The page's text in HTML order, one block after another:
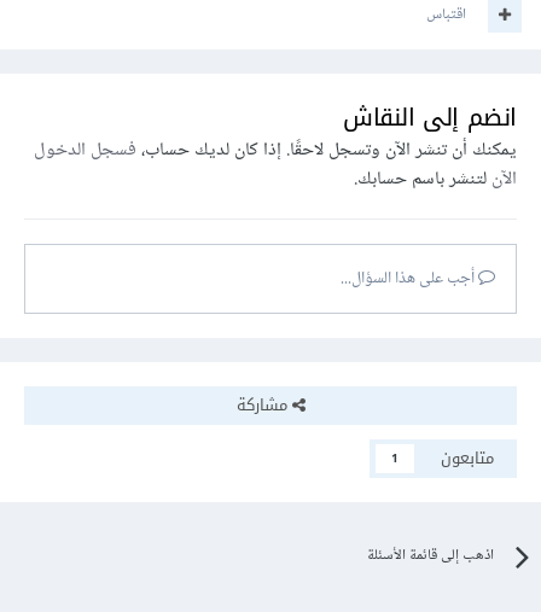
اقتباس
انضم إلى النقاش
يمكنك أن تنشر الآن وتسجل لاحقًا. إذا كان لديك حساب،فسجل الدخول
الآنلتنشر باسم حسابك.
أجب على هذا السؤال...
مشاركة
متابعون
1
اذهب إلى قائمة الأسئلة